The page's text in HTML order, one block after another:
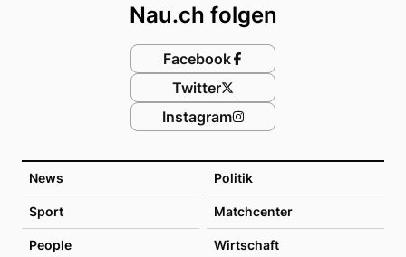
News Politik
Sport Matchcenter
People Wirtschaft
Nau.ch folgen
Facebook
Twitter
Instagram